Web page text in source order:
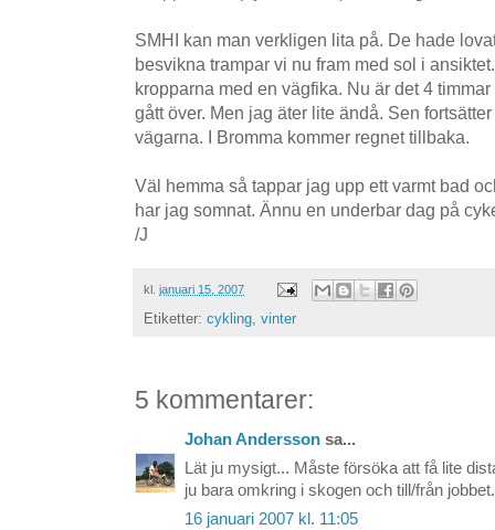
SMHI kan man verkligen lita på. De hade
besvikna trampar vi nu fram med sol i
kropparna med en vägfika. Nu är det 4
gått över. Men jag äter lite ändå. Sen
vägarna. I Bromma kommer regnet tillbaka.
Väl hemma så tappar jag upp ett varmt bad
har jag somnat. Ännu en underbar dag på
/J
kl. januari 15, 2007
Etiketter: cykling, vinter
5 kommentarer:
Johan Andersson sa...
Lät ju mysigt... Måste försöka att få lite
ju bara omkring i skogen och till/från jobbet.
16 januari 2007 kl. 11:05